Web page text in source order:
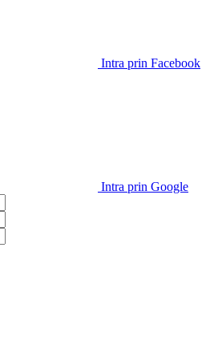
Intra prin Facebook
Intra prin Google